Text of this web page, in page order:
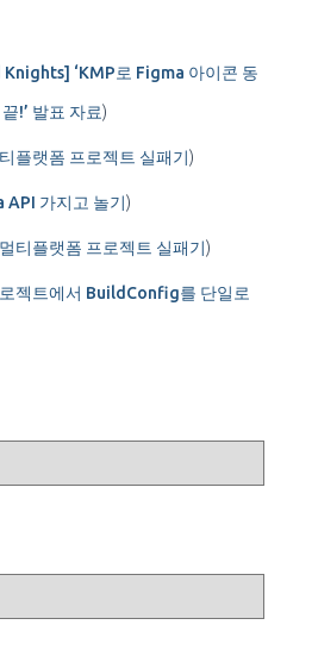
‘KMP로 Figma 아이콘 동
!’ 발표 자료)
플랫폼 프로젝트 실패기)
API 가지고 놀기)
티플랫폼 프로젝트 실패기)
젝트에서 BuildConfig를 단일로